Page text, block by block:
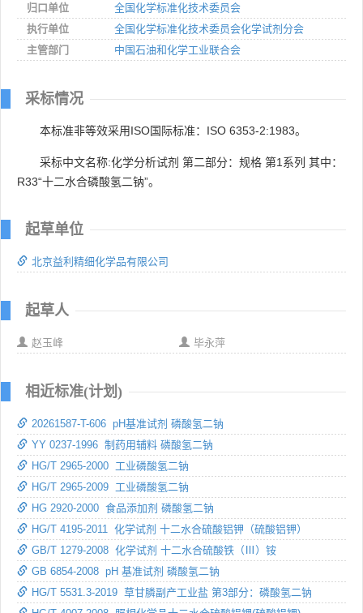
归口单位
全国化学标准化技术委员会
执行单位
全国化学标准化技术委员会化学试剂分会
主管部门
中国石油和化学工业联合会
采标情况
本标准非等效采用ISO国际标准：ISO 6353-2:1983。
采标中文名称:化学分析试剂 第二部分：规格 第1系列 其中：
R33“十二水合磷酸氢二钠”。
起草单位
北京益利精细化学品有限公司
起草人
赵玉峰 毕永萍
相近标准(计划)
20261587-T-606 pH基准试剂 磷酸氢二钠
YY 0237-1996 制药用辅料 磷酸氢二钠
HG/T 2965-2000 工业磷酸氢二钠
HG/T 2965-2009 工业磷酸氢二钠
HG 2920-2000 食品添加剂 磷酸氢二钠
HG/T 4195-2011 化学试剂 十二水合硫酸铝钾（硫酸铝钾）
GB/T 1279-2008 化学试剂 十二水合硫酸铁（Ⅲ）铵
GB 6854-2008 pH 基准试剂 磷酸氢二钠
HG/T 5531.3-2019 草甘膦副产工业盐 第3部分：磷酸氢二钠